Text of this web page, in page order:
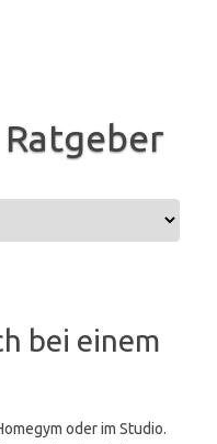
bei einem
oder im Studio.